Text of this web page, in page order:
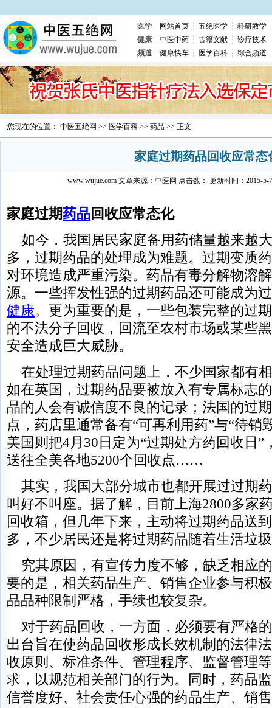
医学 网站首页 五绝医学
科研教学
健康
中医中药 古籍文献
诊疗技术
频道
健康快车 医学百科 综合频道
您现在的位置： 中医五绝网 >> 医学百科 >> 药品 >> 正文
家庭过期药品回收应常态
www.wujue.com 文章来源： 中医网 点击数： 更新时间：2015-5-
家庭过期药品回收应常态化
如今，我国居民家庭备用药储量越来越
多，过期药品的处理成为难题。过期变质
对环境造成严重污染。药品有毒分解物溶
源。一些挥发性强的过期药品还可能成为
健康。更为重要的是，一些包装完整的过
的不法分子回收，回流至农村市场或某些
安全造成巨大威胁。
在处理过期药品问题上，不少国家都有
如在英国，过期药品要被放入有专属标志
品的人会有诚信度不良的记录；法国的过
点，药店里通常备有“可再利用药”与“待销
美国则把4月30日定为“过期处方药回收日”
送往全美各地5200个回收点……
其实，我国大部分城市也都开展过过期
叫好不叫座。据了解，目前上海2800多家
回收箱，但几年下来，主动将过期药品送
多，不少居民还是将过期药品随着生活垃
究其原因，有宣传力度不够，缺乏相应
要的是，相关药品生产、销售企业参与积
品品种限制严格，手续也较复杂。
对于药品回收，一方面，必须要有严格
出台旨在使药品回收形成长效机制的法律
收原则、标准条件、管理程序、监督管理
求，以规范相关部门的行为。同时，药品
信誉度好、社会责任心强的药品生产、销